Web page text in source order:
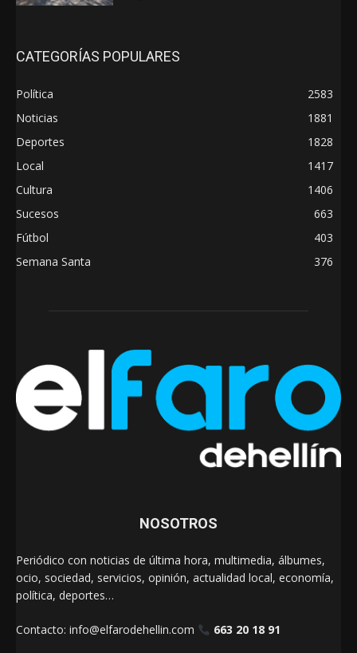
CATEGORÍAS POPULARES
Política
2583
Noticias
1881
Deportes
1828
Local
1417
Cultura
1406
Sucesos
663
Fútbol
403
Semana Santa
376
NOSOTROS
Periódico con noticias de última hora, multimedia, álbumes,
ocio, sociedad, servicios, opinión, actualidad local, economía,
política, deportes…
Contacto: info@elfarodehellin.com 663 20 18 91